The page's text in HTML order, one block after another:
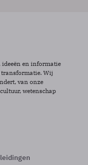
ideeën en informatie
transformatie. Wij
van onze
wetenschap